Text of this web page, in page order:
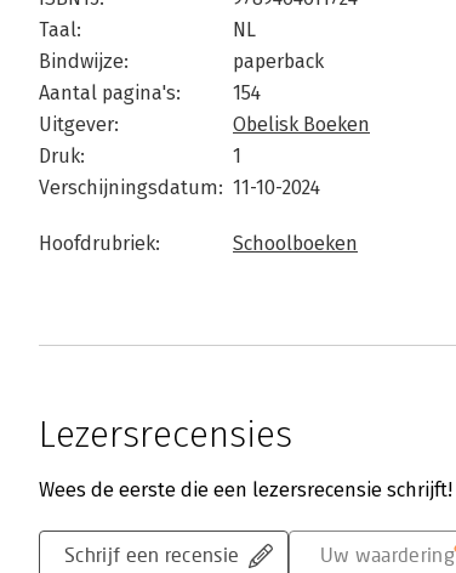
Taal:
NL
Bindwijze:
paperback
Aantal pagina's:
154
Uitgever:
Obelisk Boeken
Druk:
1
Verschijningsdatum: 11-10-2024
Hoofdrubriek: Schoolboeken
Lezersrecensies
Wees de eerste die een lezersrecensie schrijft!
Schrijf een recensie Uw waardering